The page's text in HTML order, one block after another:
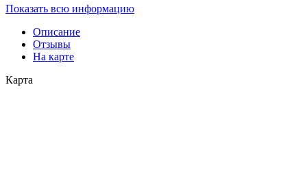
Показать всю информацию
Описание
Отзывы
На карте
Карта